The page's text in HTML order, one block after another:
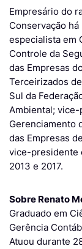
Empresário do
Conservação
especialista em
Controle da
das Empresas
Terceirizados
Sul da
Ambiental;
Gerenciamento
das Empresas
vice-presidente
2013 e 2017.
Sobre Renato
Graduado em
Gerência
Atuou durante